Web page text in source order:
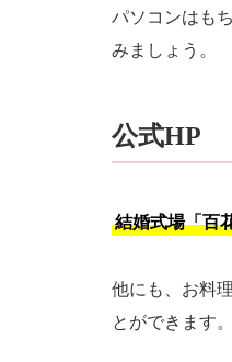
パソコンはも
みましょう。
公式HP
結婚式場「百
他にも、お料
とができます。